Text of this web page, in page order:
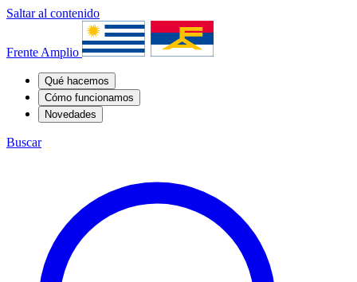
Saltar al contenido
Frente Amplio
Qué hacemos
Cómo funcionamos
Novedades
Buscar